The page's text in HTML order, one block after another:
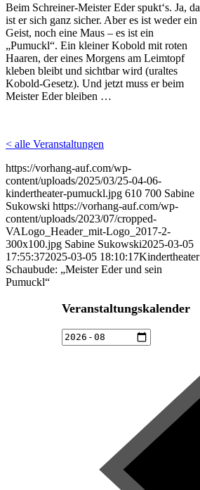
Beim Schreiner-Meister Eder spukt‘s. Ja, da
ist er sich ganz sicher. Aber es ist weder ein
Geist, noch eine Maus – es ist ein
„Pumuckl“. Ein kleiner Kobold mit roten
Haaren, der eines Morgens am Leimtopf
kleben bleibt und sichtbar wird (uraltes
Kobold-Gesetz). Und jetzt muss er beim
Meister Eder bleiben …
< alle Veranstaltungen
https://vorhang-auf.com/wp-
content/uploads/2025/03/25-04-06-
kindertheater-pumuckl.jpg 610 700 Sabine
Sukowski https://vorhang-auf.com/wp-
content/uploads/2023/07/cropped-
VALogo_Header_mit-Logo_2017-2-
300x100.jpg Sabine Sukowski2025-03-05
17:55:372025-03-05 18:10:17Kindertheater
Schaubude: „Meister Eder und sein
Pumuckl“
Veranstaltungskalender